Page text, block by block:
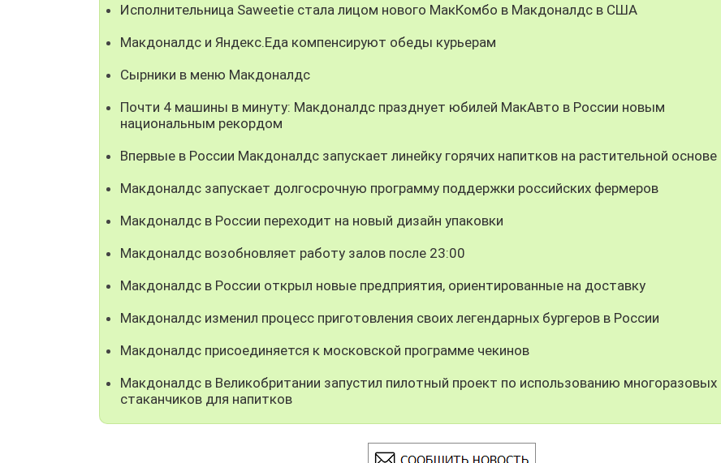
Исполнительница Saweetie стала лицом нового МакКомбо в Макдоналдс в США
Макдоналдс и Яндекс.Еда компенсируют обеды курьерам
Сырники в меню Макдоналдс
Почти 4 машины в минуту: Макдоналдс празднует юбилей МакАвто в России новым
национальным рекордом
Впервые в России Макдоналдс запускает линейку горячих напитков на растительной основе
Макдоналдс запускает долгосрочную программу поддержки российских фермеров
Макдоналдс в России переходит на новый дизайн упаковки
Макдоналдс возобновляет работу залов после 23:00
Макдоналдс в России открыл новые предприятия, ориентированные на доставку
Макдоналдс изменил процесс приготовления своих легендарных бургеров в России
Макдоналдс присоединяется к московской программе чекинов
Макдоналдс в Великобритании запустил пилотный проект по использованию многоразовых
стаканчиков для напитков